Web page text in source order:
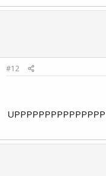
#12